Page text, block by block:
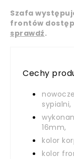
Szafa
frontów
sprawdź.
Cechy
sypialni,
16mm,
kolor
kolor